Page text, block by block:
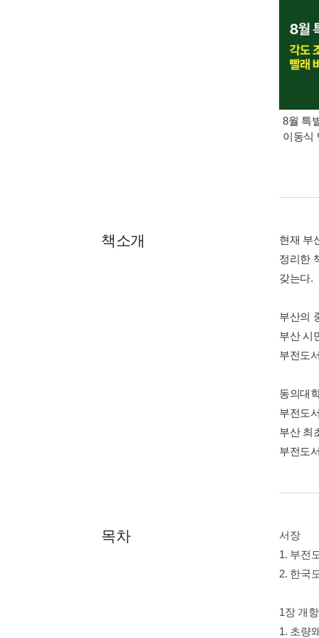
8월 특
이동식
책소개
현재 부
정리한
갖는다.
부산의
부산 시
부전도
동의대
부전도
부산 최
부전도
목차
서장
1. 부전
2. 한국
1장 개
1. 초량